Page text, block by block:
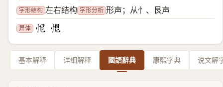
字形结构 左右结构 字形分析 形声；从忄、艮声
异体
基本解释 详细解释 國語辭典 康熙字典 说文解